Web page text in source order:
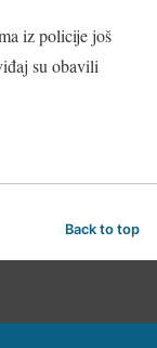
iz policije još
su obavili
Back to top